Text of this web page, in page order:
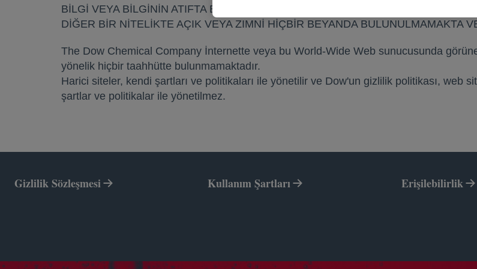
BİLGİ VEYA BİLGİNİN ATIFTA BULUNDUĞU ÜRÜN BAĞLAMINDA TİCARETE
DİĞER BİR NİTELİKTE AÇIK VEYA ZIMNİ HİÇBİR BEYANDA BULUNULMAMAKTA
The Dow Chemical Company İnternette veya bu World-Wide Web sunucusunda
yönelik hiçbir taahhütte bulunmamaktadır.
Harici siteler, kendi şartları ve politikaları ile yönetilir ve Dow'un gizlilik politikası, web
şartlar ve politikalar ile yönetilmez.
Gizlilik Sözleşmesi Kullanım Şartları Erişilebilirlik